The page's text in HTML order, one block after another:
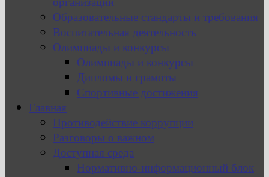
Образовательные стандарты и требования
Воспитательная деятельность
Олимпиады и конкурсы
Олимпиады и конкурсы
Дипломы и грамоты
Спортивные достижения
Главная
Противодействие коррупции
Разговоры о важном
Доступная среда
Нормативно-информационный блок